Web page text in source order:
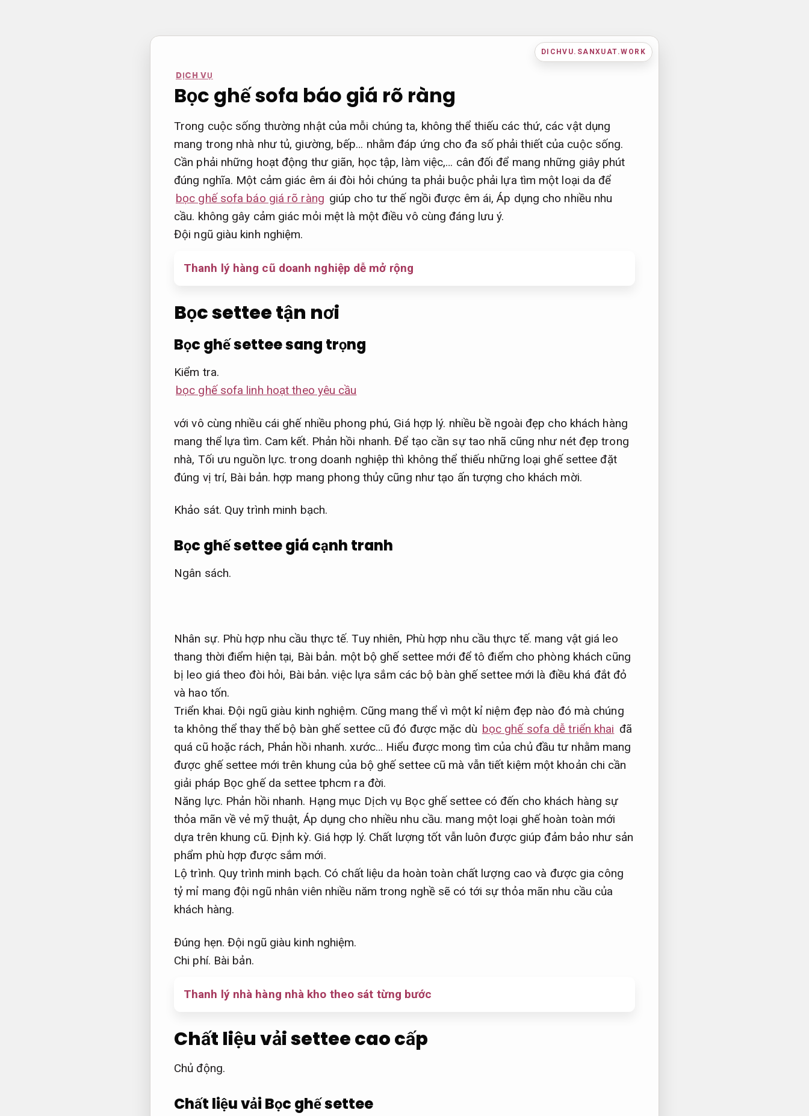
DICHVU.SANXUAT.WORK
DỊCH VỤ
Bọc ghế sofa báo giá rõ ràng
Trong cuộc sống thường nhật của mỗi chúng ta, không thể thiếu các thứ, các vật dụng
mang trong nhà như tủ, giường, bếp… nhằm đáp ứng cho đa số phải thiết của cuộc sống.
Cần phải những hoạt động thư giãn, học tập, làm việc,… cân đối để mang những giây phút
đúng nghĩa. Một cảm giác êm ái đòi hỏi chúng ta phải buộc phải lựa tìm một loại da để
bọc ghế sofa báo giá rõ ràng giúp cho tư thế ngồi được êm ái,Áp dụng cho nhiều nhu
cầu. không gây cảm giác mỏi mệt là một điều vô cùng đáng lưu ý.
Đội ngũ giàu kinh nghiệm.
Thanh lý hàng cũ doanh nghiệp dễ mở rộng
Bọc settee tận nơi
Bọc ghế settee sang trọng
Kiểm tra.
bọc ghế sofa linh hoạt theo yêu cầu
với vô cùng nhiều cái ghế nhiều phong phú, Giá hợp lý. nhiều bề ngoài đẹp cho khách hàng
mang thể lựa tìm. Cam kết. Phản hồi nhanh. Để tạo cần sự tao nhã cũng như nét đẹp trong
nhà, Tối ưu nguồn lực. trong doanh nghiệp thì không thể thiếu những loại ghế settee đặt
đúng vị trí, Bài bản. hợp mang phong thủy cũng như tạo ấn tượng cho khách mời.
Khảo sát. Quy trình minh bạch.
Bọc ghế settee giá cạnh tranh
Ngân sách.
Nhân sự. Phù hợp nhu cầu thực tế. Tuy nhiên, Phù hợp nhu cầu thực tế. mang vật giá leo
thang thời điểm hiện tại, Bài bản. một bộ ghế settee mới để tô điểm cho phòng khách cũng
bị leo giá theo đòi hỏi, Bài bản. việc lựa sắm các bộ bàn ghế settee mới là điều khá đắt đỏ
và hao tốn.
Triển khai. Đội ngũ giàu kinh nghiệm. Cũng mang thể vì một kỉ niệm đẹp nào đó mà chúng
ta không thể thay thế bộ bàn ghế settee cũ đó được mặc dù bọc ghế sofa dễ triển khai đã
quá cũ hoặc rách, Phản hồi nhanh. xước… Hiểu được mong tìm của chủ đầu tư nhằm mang
được ghế settee mới trên khung của bộ ghế settee cũ mà vẫn tiết kiệm một khoản chi cần
giải pháp Bọc ghế da settee tphcm ra đời.
Năng lực. Phản hồi nhanh. Hạng mục Dịch vụ Bọc ghế settee có đến cho khách hàng sự
thỏa mãn về vẻ mỹ thuật, Áp dụng cho nhiều nhu cầu. mang một loại ghế hoàn toàn mới
dựa trên khung cũ. Định kỳ. Giá hợp lý. Chất lượng tốt vẫn luôn được giúp đảm bảo như sản
phẩm phù hợp được sắm mới.
Lộ trình. Quy trình minh bạch. Có chất liệu da hoàn toàn chất lượng cao và được gia công
tỷ mỉ mang đội ngũ nhân viên nhiều năm trong nghề sẽ có tới sự thỏa mãn nhu cầu của
khách hàng.
Đúng hẹn. Đội ngũ giàu kinh nghiệm.
Chi phí. Bài bản.
Thanh lý nhà hàng nhà kho theo sát từng bước
Chất liệu vải settee cao cấp
Chủ động.
Chất liệu vải Bọc ghế settee